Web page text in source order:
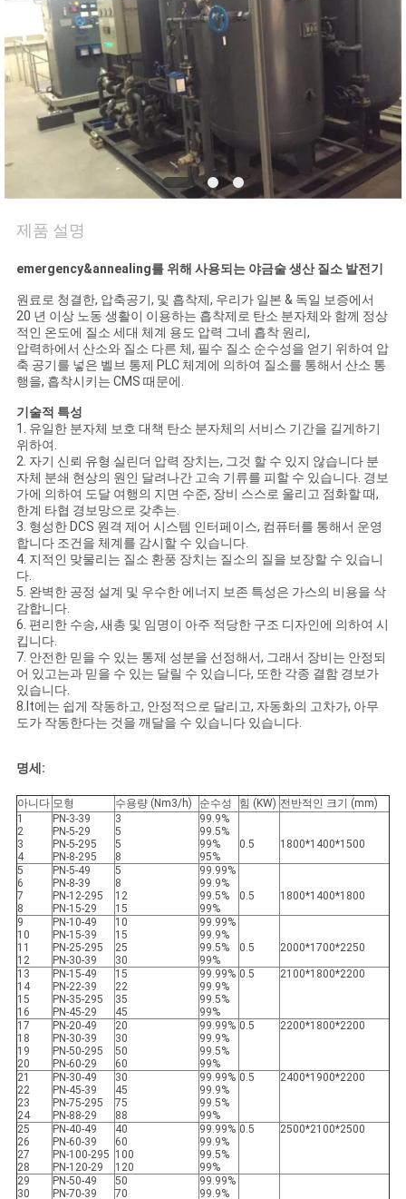
희
와
락
뉴
스
사
례
견
적
요
청
NEWS
SITEMAP
개
보
보
호
정
책
제품 설명
emergency&annealing를 위해 사용되는 야금술 생산 질소 발전기
원료로 청결한, 압축공기, 및 흡착제, 우리가 일본 & 독일 보증에서
20 년 이상 노동 생활이 이용하는 흡착제로 탄소 분자체와 함께 정상
적인 온도에 질소 세대 체계 용도 압력 그네 흡착 원리,
압력하에서 산소와 질소 다른 체, 필수 질소 순수성을 얻기 위하여 압
축 공기를 넣은 벨브 통제 PLC 체계에 의하여 질소를 통해서 산소 통
행을, 흡착시키는 CMS 때문에.
기술적 특성
1. 유일한 분자체 보호 대책 탄소 분자체의 서비스 기간을 길게하기
위하여.
2. 자기 신뢰 유형 실린더 압력 장치는, 그것 할 수 있지 않습니다 분
자체 분쇄 현상의 원인 달려나간 고속 기류를 피할 수 있습니다. 경보
가에 의하여 도달 여행의 지면 수준, 장비 스스로 울리고 점화할 때,
한계 타협 경보망으로 갖추는.
3. 형성한 DCS 원격 제어 시스템 인터페이스, 컴퓨터를 통해서 운영
합니다 조건을 체계를 감시할 수 있습니다.
4. 지적인 맞물리는 질소 환풍 장치는 질소의 질을 보장할 수 있습니
다.
5. 완벽한 공정 설계 및 우수한 에너지 보존 특성은 가스의 비용을 삭
감합니다.
6. 편리한 수송, 새총 및 임명이 아주 적당한 구조 디자인에 의하여 시
킵니다.
7. 안전한 믿을 수 있는 통제 성분을 선정해서, 그래서 장비는 안정되
어 있고는과 믿을 수 있는 달릴 수 있습니다, 또한 각종 결함 경보가
있습니다.
8.It에는 쉽게 작동하고, 안정적으로 달리고, 자동화의 고차가, 아무
도가 작동한다는 것을 깨달을 수 있습니다 있습니다.
명세:
아니다 모형 수용량 (Nm3/h) 순수성 힘 (KW) 전반적인 크기 (mm)
1
2
3
4
PN-3-39
PN-5-29
PN-5-295
PN-8-295
3
5
5
8
99.9%
99.5%
99%
95%
0.5 1800*1400*1500
5
6
7
8
PN-5-49
PN-8-39
PN-12-295
PN-15-29
5
8
12
15
99.99%
99.9%
99.5%
99%
0.5 1800*1400*1800
9
10
11
12
PN-10-49
PN-15-39
PN-25-295
PN-30-39
10
15
25
30
99.99%
99.9%
99.5%
99%
0.5 2000*1700*2250
13
14
15
16
PN-15-49
PN-22-39
PN-35-295
PN-45-29
15
22
35
45
99.99%
99.9%
99.5%
99%
0.5 2100*1800*2200
17
18
19
20
PN-20-49
PN-30-39
PN-50-295
PN-60-29
20
30
50
60
99.99%
99.9%
99.5%
99%
0.5 2200*1800*2200
21
22
23
24
PN-30-49
PN-45-39
PN-75-295
PN-88-29
30
45
75
88
99.99%
99.9%
99.5%
99%
0.5 2400*1900*2200
25
26
27
28
PN-40-49
PN-60-39
PN-100-295
PN-120-29
40
60
100
120
99.99%
99.9%
99.5%
99%
0.5 2500*2100*2500
29
30
PN-50-49
PN-70-39
50
70
99.99%
99.9%